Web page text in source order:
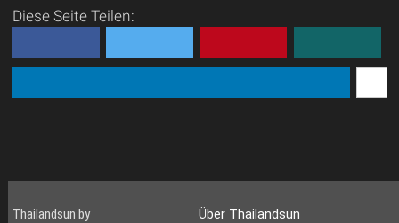
Überraschungsei – man
weiß nie, was man
Diese Seite Teilen:
Thailandsun by
Über Thailandsun